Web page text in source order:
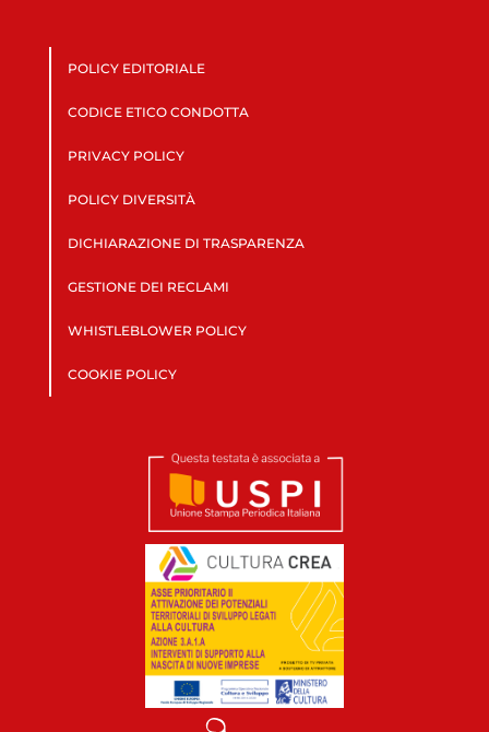
POLICY EDITORIALE
CODICE ETICO CONDOTTA
PRIVACY POLICY
POLICY DIVERSITÀ
DICHIARAZIONE DI TRASPARENZA
GESTIONE DEI RECLAMI
WHISTLEBLOWER POLICY
COOKIE POLICY